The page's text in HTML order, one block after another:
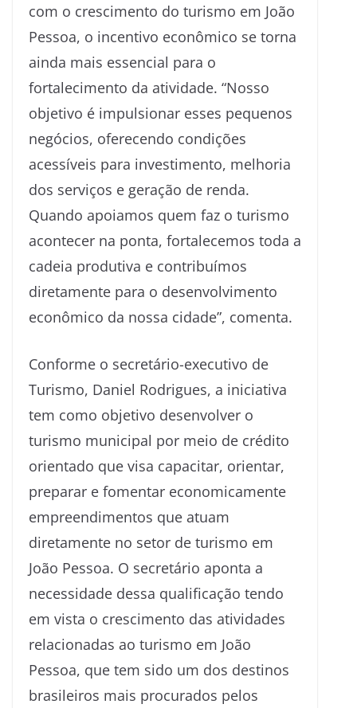
com o crescimento do turismo em João
Pessoa, o incentivo econômico se torna
ainda mais essencial para o
fortalecimento da atividade. “Nosso
objetivo é impulsionar esses pequenos
negócios, oferecendo condições
acessíveis para investimento, melhoria
dos serviços e geração de renda.
Quando apoiamos quem faz o turismo
acontecer na ponta, fortalecemos toda a
cadeia produtiva e contribuímos
diretamente para o desenvolvimento
econômico da nossa cidade”, comenta.
Conforme o secretário-executivo de
Turismo, Daniel Rodrigues, a iniciativa
tem como objetivo desenvolver o
turismo municipal por meio de crédito
orientado que visa capacitar, orientar,
preparar e fomentar economicamente
empreendimentos que atuam
diretamente no setor de turismo em
João Pessoa. O secretário aponta a
necessidade dessa qualificação tendo
em vista o crescimento das atividades
relacionadas ao turismo em João
Pessoa, que tem sido um dos destinos
brasileiros mais procurados pelos